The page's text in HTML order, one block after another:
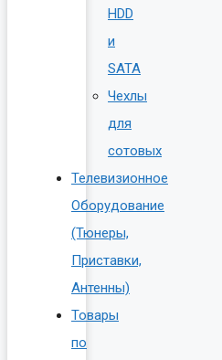
HDD
и
SATA
Чехлы
для
сотовых
Телевизионное
Оборудование
(Тюнеры,
Приставки,
Антенны)
Товары
по